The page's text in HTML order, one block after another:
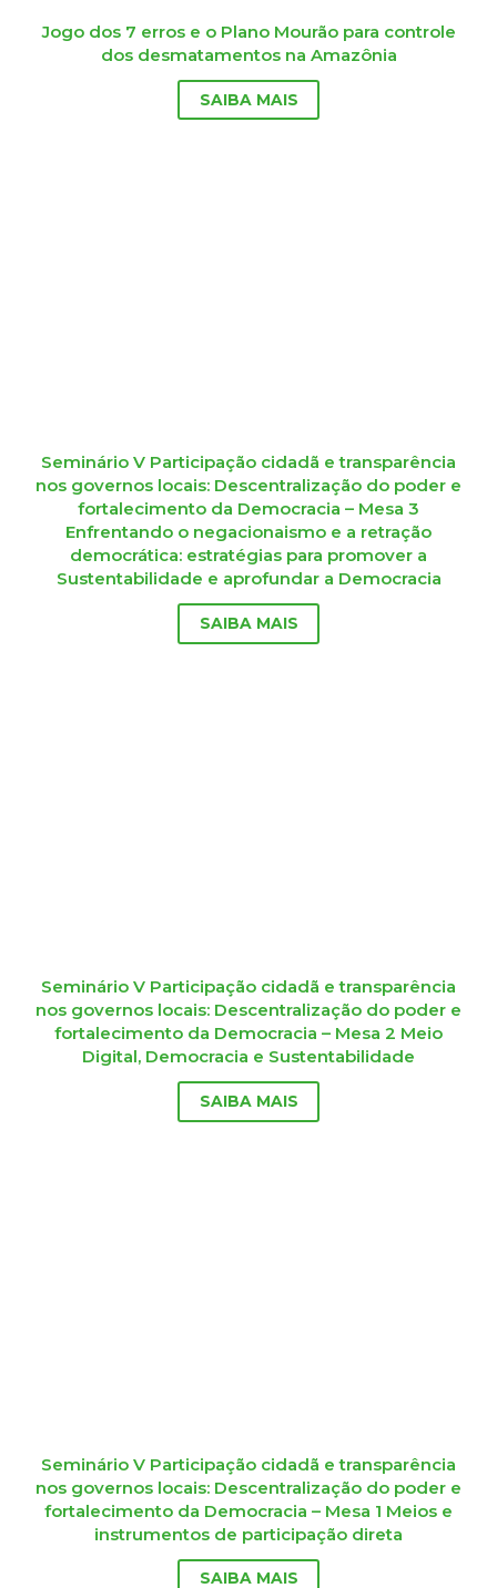
Jogo dos 7 erros e o Plano Mourão para controle
dos desmatamentos na Amazônia
SAIBA MAIS
Seminário V Participação cidadã e transparência
nos governos locais: Descentralização do poder e
fortalecimento da Democracia – Mesa 3
Enfrentando o negacionaismo e a retração
democrática: estratégias para promover a
Sustentabilidade e aprofundar a Democracia
SAIBA MAIS
Seminário V Participação cidadã e transparência
nos governos locais: Descentralização do poder e
fortalecimento da Democracia – Mesa 2 Meio
Digital, Democracia e Sustentabilidade
SAIBA MAIS
Seminário V Participação cidadã e transparência
nos governos locais: Descentralização do poder e
fortalecimento da Democracia – Mesa 1 Meios e
instrumentos de participação direta
SAIBA MAIS